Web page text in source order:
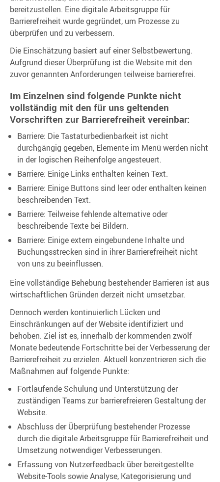
bereitzustellen. Eine digitale Arbeitsgruppe für
Barrierefreiheit wurde gegründet, um Prozesse zu
überprüfen und zu verbessern.
Die Einschätzung basiert auf einer Selbstbewertung.
Aufgrund dieser Überprüfung ist die Website mit den
zuvor genannten Anforderungen teilweise barrierefrei.
Im Einzelnen sind folgende Punkte nicht
vollständig mit den für uns geltenden
Vorschriften zur Barrierefreiheit vereinbar:
Barriere: Die Tastaturbedienbarkeit ist nicht
durchgängig gegeben, Elemente im Menü werden nicht
in der logischen Reihenfolge angesteuert.
Barriere: Einige Links enthalten keinen Text.
Barriere: Einige Buttons sind leer oder enthalten keinen
beschreibenden Text.
Barriere: Teilweise fehlende alternative oder
beschreibende Texte bei Bildern.
Barriere: Einige extern eingebundene Inhalte und
Buchungsstrecken sind in ihrer Barrierefreiheit nicht
von uns zu beeinflussen.
Eine vollständige Behebung bestehender Barrieren ist aus
wirtschaftlichen Gründen derzeit nicht umsetzbar.
Dennoch werden kontinuierlich Lücken und
Einschränkungen auf der Website identifiziert und
behoben. Ziel ist es, innerhalb der kommenden zwölf
Monate bedeutende Fortschritte bei der Verbesserung der
Barrierefreiheit zu erzielen. Aktuell konzentrieren sich die
Maßnahmen auf folgende Punkte:
Fortlaufende Schulung und Unterstützung der
zuständigen Teams zur barrierefreieren Gestaltung der
Website.
Abschluss der Überprüfung bestehender Prozesse
durch die digitale Arbeitsgruppe für Barrierefreiheit und
Umsetzung notwendiger Verbesserungen.
Erfassung von Nutzerfeedback über bereitgestellte
Website-Tools sowie Analyse, Kategorisierung und